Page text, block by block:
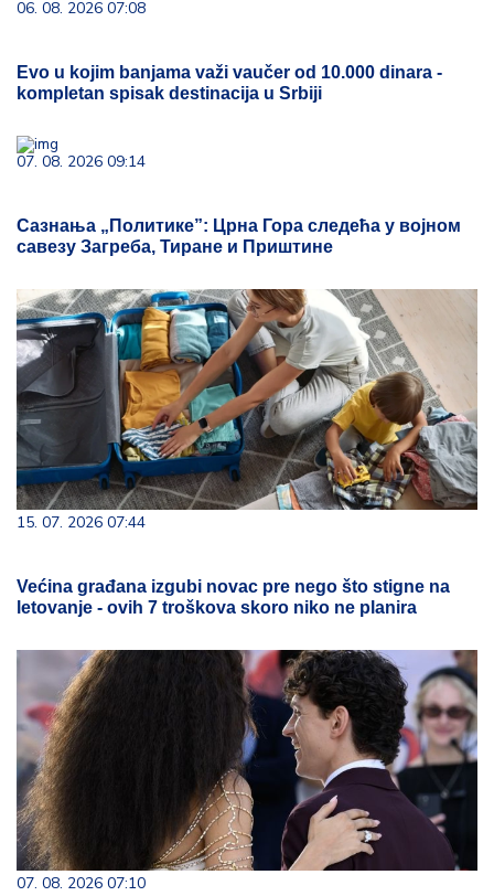
06. 08. 2026 07:08
Evo u kojim banjama važi vaučer od 10.000 dinara -
kompletan spisak destinacija u Srbiji
07. 08. 2026 09:14
Сазнања „Политике”: Црна Гора следећа у војном
савезу Загреба, Тиране и Приштине
15. 07. 2026 07:44
Većina građana izgubi novac pre nego što stigne na
letovanje - ovih 7 troškova skoro niko ne planira
07. 08. 2026 07:10